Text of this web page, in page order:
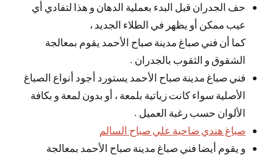
حف الجدران قبل البدء بعملية الدهان و هذا لتفادي أي
عيب ممكن أو يظهر في الطلاء الجديد ،
كما أن فني صباغ مدينة صباح الأحمد يقوم بمعالجة
الشقوق و الثقوب بالجدران .
فني صباغ مدينة صباح الأحمد يستورد أجود أنواع الصباغ
الأصلية سواء كانت زياتية بلمعة ، أو بدون لمعة و بكافة
الألوان حسب رغبة العميل .
صباغ هندي ضاحية علي صباح السالم
و يقوم أيضا فني صباغ مدينة صباح الأحمد بمعالجة